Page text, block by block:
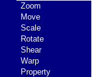
Zoom
Move
Scale
Rotate
Shear
Warp
Property